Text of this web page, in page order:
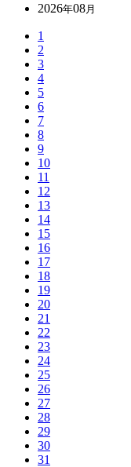
2026年08月
1
2
3
4
5
6
7
8
9
10
11
12
13
14
15
16
17
18
19
20
21
22
23
24
25
26
27
28
29
30
31